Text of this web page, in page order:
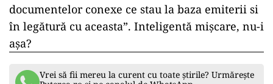
documentelor conexe ce stau la baza emiterii si
în legătură cu aceasta”. Inteligentă mișcare, nu-i
așa?